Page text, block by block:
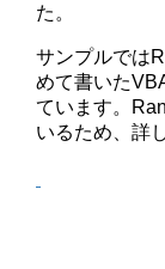
た。
サンプルでは
めて書いた
ています。
いるため、詳